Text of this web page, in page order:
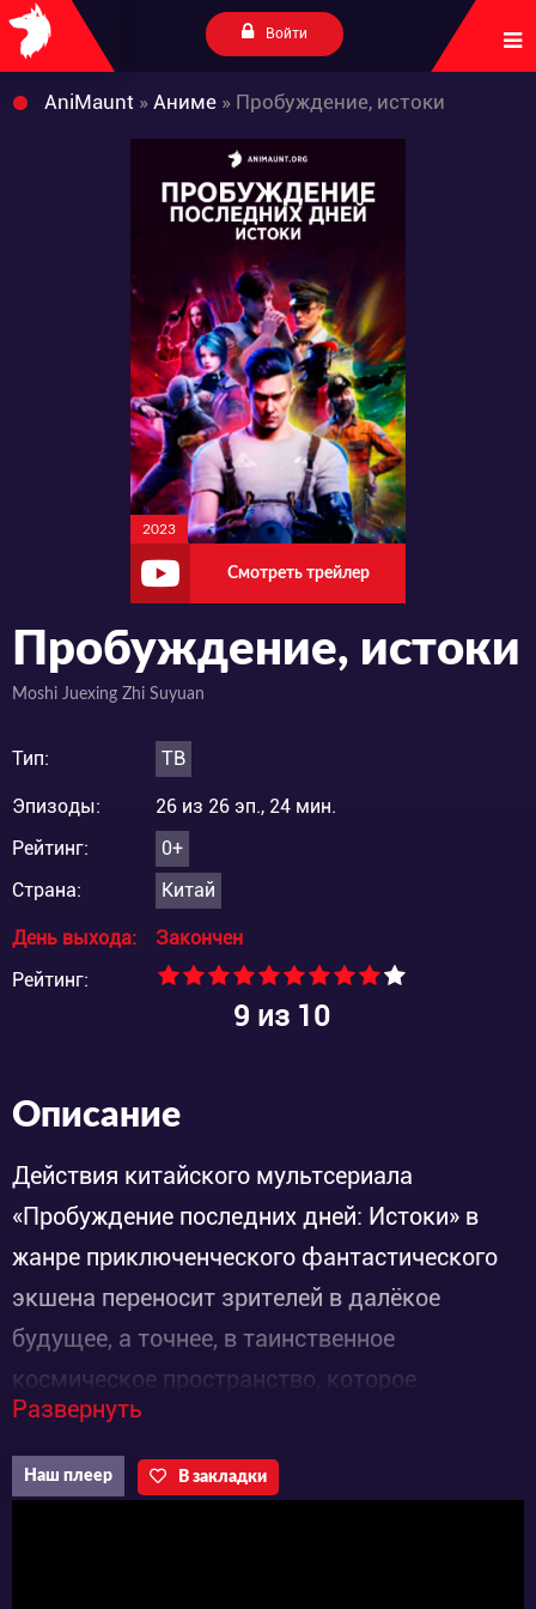
Войти
AniMaunt » Аниме » Пробуждение, истоки
2023
Смотреть трейлер
Пробуждение, истоки
Moshi Juexing Zhi Suyuan
Тип: ТВ
Эпизоды:
26 из 26 эп., 24 мин.
Рейтинг:
0+
Страна:
Китай
День выхода:
Закончен
Рейтинг:
9 из 10
Описание
Действия китайского мультсериала
«Пробуждение последних дней: Истоки» в
жанре приключенческого фантастического
экшена переносит зрителей в далёкое
будущее, а точнее, в таинственное
космическое пространство, которое
существует после апокалипсиса. Здесь
господствует искусственный интелект и
высокие технологии, а людям отводятся
Развернуть
Наш плеер В закладки